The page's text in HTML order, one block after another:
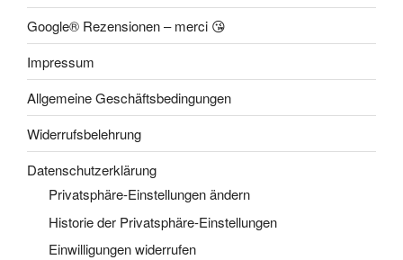
Google® Rezensionen – merci 😘
Impressum
Allgemeine Geschäftsbedingungen
Widerrufsbelehrung
Datenschutzerklärung
Privatsphäre-Einstellungen ändern
Historie der Privatsphäre-Einstellungen
Einwilligungen widerrufen